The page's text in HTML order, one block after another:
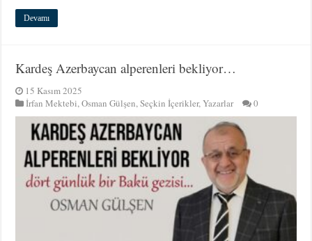
Devamı
Kardeş Azerbaycan alperenleri bekliyor…
15 Kasım 2025
İrfan Mektebi,Osman Gülşen,Seçkin İçerikler,Yazarlar 0